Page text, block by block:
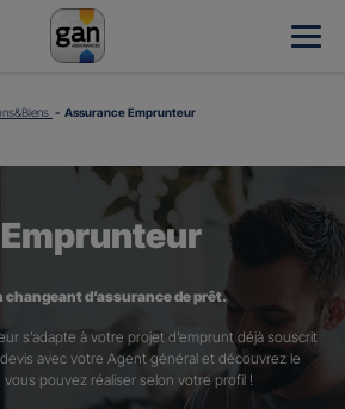
Assurance Emprunteur
Emprunteur
changeant d’assurance de prêt.
s’adapte à votre projet d’emprunt déjà souscrit
avec votre Agent général et découvrez le
pouvez réaliser selon votre profil !